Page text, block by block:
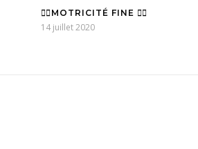
✋🏽MOTRICITÉ FINE ✋🏻
14 juillet 2020